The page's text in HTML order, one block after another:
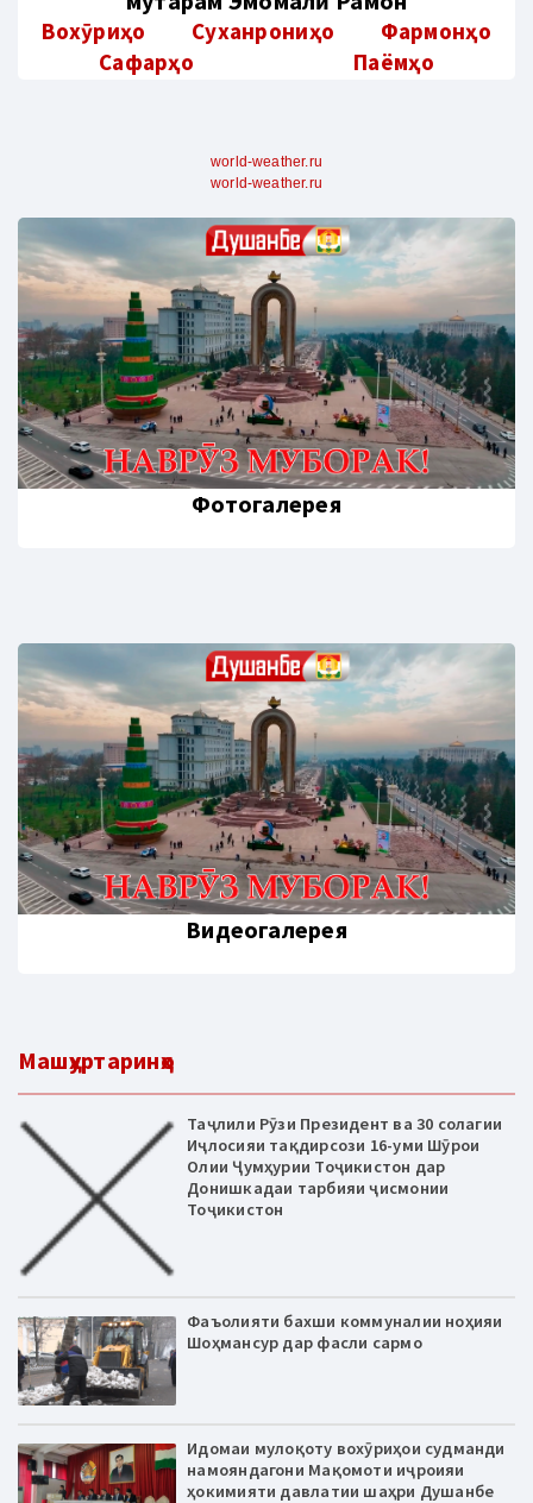
Вохӯриҳо Суханрониҳо
Фармонҳо
Сафарҳо
Паёмҳо
world-weather.ru
world-weather.ru
Фотогалерея
Видеогалерея
Машҳуртаринҳо
Таҷлили Рӯзи Президент ва 30 солагии
Иҷлосияи тақдирсози 16-уми Шӯрои
Олии Ҷумҳурии Тоҷикистон дар
Донишкадаи тарбияи ҷисмонии
Тоҷикистон
Фаъолияти бахши коммуналии ноҳияи
Шоҳмансур дар фасли сармо
Идомаи мулоқоту вохӯриҳои судманди
намояндагони Мақомоти иҷроияи
ҳокимияти давлатии шаҳри Душанбе